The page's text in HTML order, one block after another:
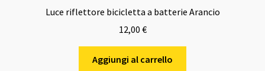
Luce riflettore bicicletta a batterie Arancio
12,00 €
Aggiungi al carrello